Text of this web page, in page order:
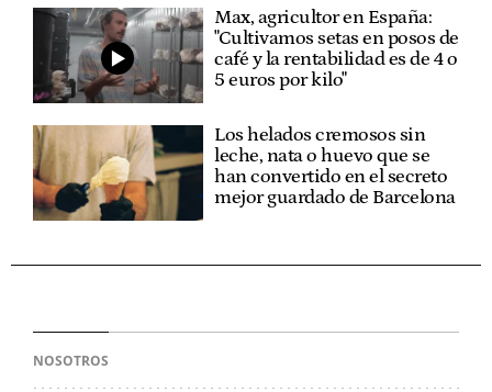
Max, agricultor en España:
"Cultivamos setas en posos de
café y la rentabilidad es de 4 o
5 euros por kilo"
Los helados cremosos sin
leche, nata o huevo que se
han convertido en el secreto
mejor guardado de Barcelona
NOSOTROS